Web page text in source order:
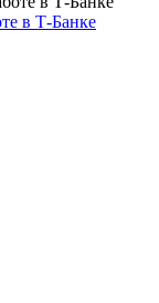
в Т-Банке